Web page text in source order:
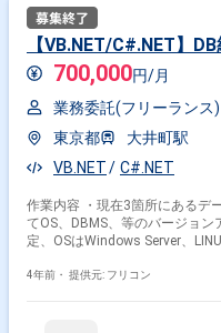
【VB.NET/C#.NET】
700,000円/月
業務委託(フリーランス)
東京都
大井町駅
VB.NET
C#.NET
作業内容 ・現在3箇所にあるデータ
てOS、DBMS、等のバージョンアップを行う。
定、OSはWindows Server、
4年前・ 提供元: フリコン